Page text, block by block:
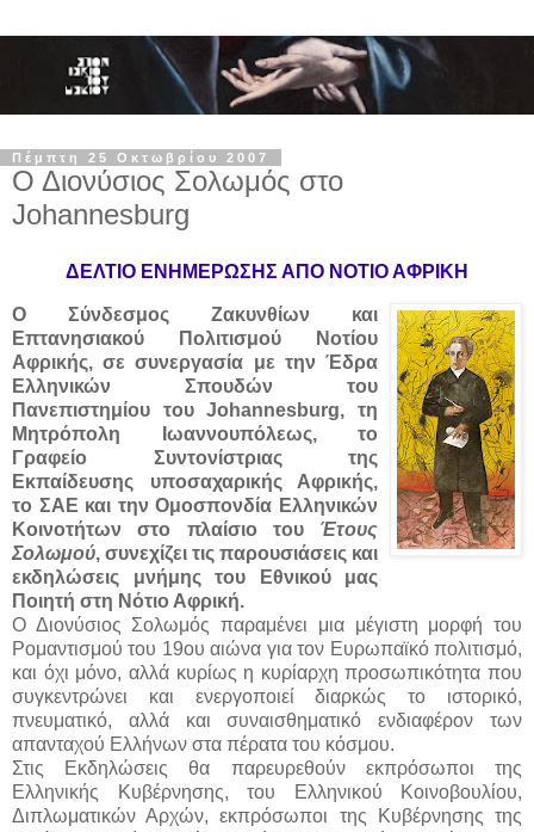
Πέμπτη 25 Οκτωβρίου 2007
Ο Διονύσιος Σολωμός στο
Johannesburg
ΔΕΛΤΙΟ ΕΝΗΜΕΡΩΣΗΣ ΑΠΟ ΝΟΤΙΟ ΑΦΡΙΚΗ
Ο Σύνδεσμος Ζακυνθίων και
Επτανησιακού Πολιτισμού Νοτίου
Αφρικής, σε συνεργασία με την Έδρα
Ελληνικών Σπουδών του
Πανεπιστημίου του Johannesburg, τη
Μητρόπολη Ιωαννουπόλεως, το
Γραφείο Συντονίστριας της
Εκπαίδευσης υποσαχαρικής Αφρικής,
το ΣΑΕ και την Ομοσπονδία Ελληνικών
Κοινοτήτων στο πλαίσιο του Έτους
Σολωμού, συνεχίζει τις παρουσιάσεις και
εκδηλώσεις μνήμης του Εθνικού μας
Ποιητή στη Νότιο Αφρική.
Ο Διονύσιος Σολωμός παραμένει μια μέγιστη μορφή του
Ρομαντισμού του 19ου αιώνα για τον Ευρωπαϊκό πολιτισμό,
και όχι μόνο, αλλά κυρίως η κυρίαρχη προσωπικότητα που
συγκεντρώνει και ενεργοποιεί διαρκώς το ιστορικό,
πνευματικό, αλλά και συναισθηματικό ενδιαφέρον των
απανταχού Ελλήνων στα πέρατα του κόσμου.
Στις Εκδηλώσεις θα παρευρεθούν εκπρόσωποι της
Ελληνικής Κυβέρνησης, του Ελληνικού Κοινοβουλίου,
Διπλωματικών Αρχών, εκπρόσωποι της Κυβέρνησης της